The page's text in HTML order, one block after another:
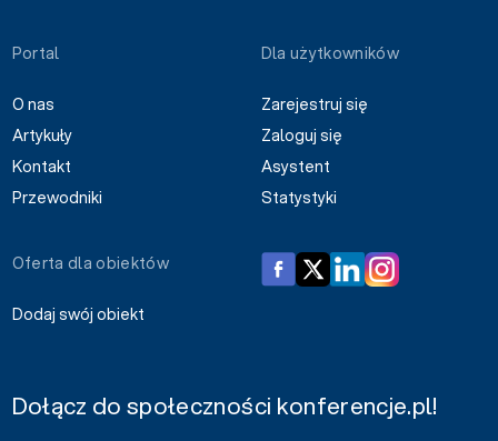
Portal
O nas
Artykuły
Kontakt
Przewodniki
Dla użytkowników
Zarejestruj się
Zaloguj się
Asystent
Statystyki
Oferta dla obiektów
Dodaj swój obiekt
Dołącz do społeczności konferencje.pl!